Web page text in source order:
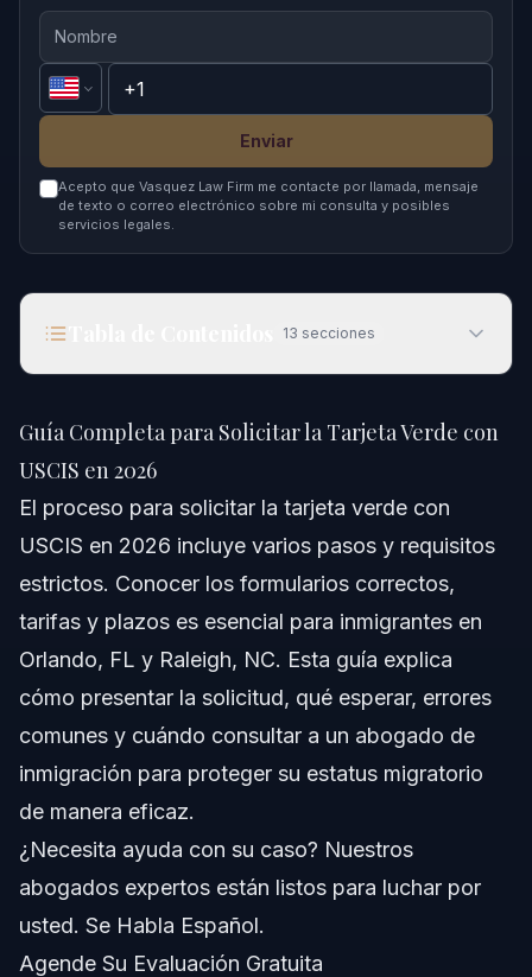
Enviar
Acepto que Vasquez Law Firm me contacte por llamada, mensaje
de texto o correo electrónico sobre mi consulta y posibles
servicios legales.
13 secciones
Respuesta Rápida
Comprendiendo la Solicitud de Tarjeta Verde
ante USCIS
Paso a Paso: Lo que Debe Hacer
Lista de Documentos y Evidencias
Cronograma: Qué Esperar Durante el
Costos y Tarifas que Debe Conocer
Errores Comunes y Cómo Evitarlos
Notas según Jurisdicción: NC, FL y a Nivel
Nacional
Notas para Carolina del Norte
Guía Completa para Solicitar la Tarjeta Verde con
USCIS en 2026
El proceso para solicitar la tarjeta verde con
USCIS en 2026 incluye varios pasos y requisitos
estrictos. Conocer los formularios correctos,
tarifas y plazos es esencial para inmigrantes en
Orlando, FL y Raleigh, NC. Esta guía explica
cómo presentar la solicitud, qué esperar, errores
comunes y cuándo consultar a un abogado de
inmigración para proteger su estatus migratorio
de manera eficaz.
¿Necesita ayuda con su caso? Nuestros
abogados expertos están listos para luchar por
usted. Se Habla Español.
Agende Su Evaluación Gratuita